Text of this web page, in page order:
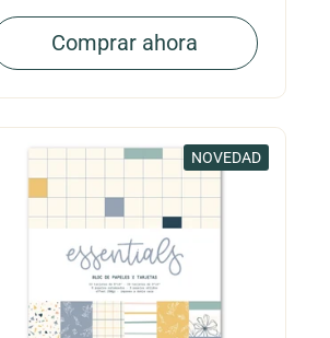
Comprar ahora
NOVEDAD